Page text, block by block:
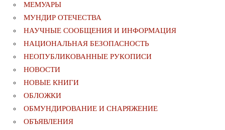
МЕМУАРЫ
МУНДИР ОТЕЧЕСТВА
НАУЧНЫЕ СООБЩЕНИЯ И ИНФОРМАЦИЯ
НАЦИОНАЛЬНАЯ БЕЗОПАСНОСТЬ
НЕОПУБЛИКОВАННЫЕ РУКОПИСИ
НОВОСТИ
НОВЫЕ КНИГИ
ОБЛОЖКИ
ОБМУНДИРОВАНИЕ И СНАРЯЖЕНИЕ
ОБЪЯВЛЕНИЯ